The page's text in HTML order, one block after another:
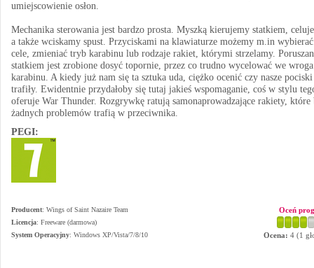
umiejscowienie osłon.
Mechanika sterowania jest bardzo prosta. Myszką kierujemy statkiem,
a także wciskamy spust. Przyciskami na klawiaturze możemy m.in wybierać
cele, zmieniać tryb karabinu lub rodzaje rakiet, którymi strzelamy.
statkiem jest zrobione dosyć topornie, przez co trudno wycelować we
karabinu. A kiedy już nam się ta sztuka uda, ciężko ocenić czy nasze pociski
trafiły. Ewidentnie przydałoby się tutaj jakieś wspomaganie, coś w stylu
oferuje War Thunder. Rozgrywkę ratują samonaprowadzające rakiety, które
żadnych problemów trafią w przeciwnika.
PEGI:
Producent: Wings of Saint Nazaire Team
Licencja: Freeware (darmowa)
System Operacyjny: Windows XP/Vista/7/8/10
Oceń
Ocena: 4 (1